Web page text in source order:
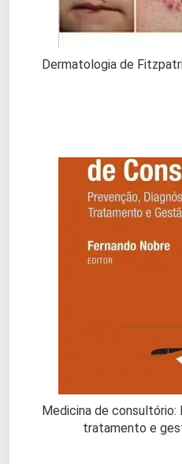
Dermatologia de
Medicina de consultório:
tratamento e